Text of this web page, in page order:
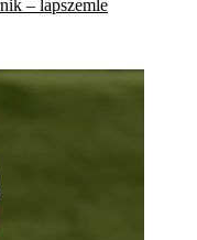
– lapszemle